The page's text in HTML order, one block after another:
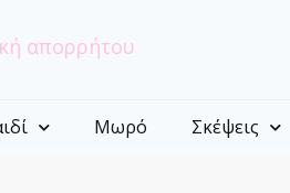
Μωρό Σκέψεις